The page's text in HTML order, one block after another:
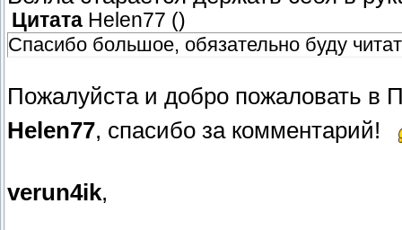
Цитата Helen77 ()
Спасибо большое, обязательно буду
Пожалуйста и добро пожаловать в
Helen77, спасибо за комментарий!
verun4ik,